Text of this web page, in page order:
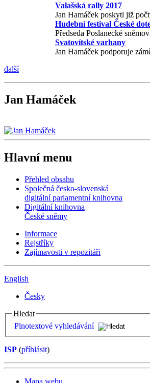
Valašská rally 2017
Jan Hamáček poskytl již
Hudební festival České
Předseda Poslanecké
Svatovítské varhany
Jan Hamáček podporuje
další
Jan Hamáček
Hlavní menu
Přehled obsahu
Společná česko-slovenská
digitální parlamentní knihovna
Digitální knihovna
České sněmy
Informace
Rejstříky
Zajímavosti v repozitáři
English
Česky
Hledat
Plnotextové vyhledávání
ISP (příhlásit)
Mapa webu